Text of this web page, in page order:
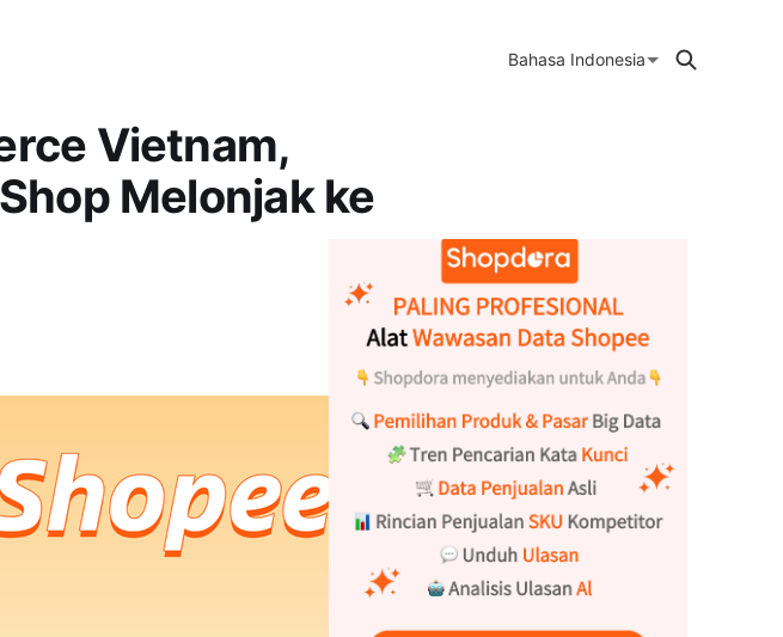
Bahasa Indonesia
Vietnam,
Melonjak ke